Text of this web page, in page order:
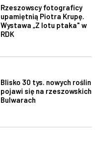
Rzeszowscy fotograficy
upamiętnią Piotra Krupę.
Wystawa „Z lotu ptaka" w
RDK
Blisko 30 tys. nowych roślin
pojawi się na rzeszowskich
Bulwarach